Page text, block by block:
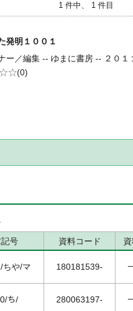
1 件中、 1 件目
発明１００１
ー／編集 -- ゆまに書房 -- ２０１
価
(0)
号 資料コード
ちや/マ 180181539-
ち/ 280063197-